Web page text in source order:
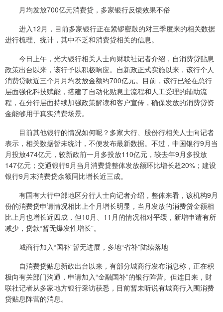
月均发放700亿元消费贷，多家银行反馈效果不俗
进入12月，目前多家银行正在紧锣密鼓的对三季度来的相关数据
进行梳理、统计，其中不乏和消费贷相关的信息。
今日上午，光大银行相关人士向财联社记者介绍，自消费贷贴息
政策出台以来，该行予以积极响应。自新政正式实施以来，该行个人
消费贷款近三个月月均发放金额约700亿元。目前，该行已经在总行
层面强化科技赋能，搭建了自动化贴息主流程和人工受理的辅助流
程，在分行层面持续加强政策解读和客户宣传，确保发放的消费贷资
金能够用于真实消费场景。
目前其他银行的情况如何呢？多家大行、股份行相关人士向记者
表示，相关数据暂未统计，不便发布最新数据。不过，中国银行9月当
月投放474亿元，较新政前一月多投放110亿元，较去年9月多投放
147亿元；交通银行9月当月消费贷整体发放额环比增长超20%；建设
银行9月末消费贷余额同比增长近三成。
有国有大行中部地区分行人士向记者介绍，整体来看，该机构9月
份的消费贷申请情况相比上个月增长明显，当月发放的消费贷金额相
比上月也增长近四成，但10月、11月的情况相对平缓，新增申请有所
减少，贷款“暂无爆发性增长”。
城商行加入“国补”暂无进展，多地“省补”陆续落地
自消费贷贴息新政出台以来，有部分城商行发布消息称，正在积
极向有关部门沟通，申请加入“金融国补”的银行阵营。但连日来，财
联社记者从多家地方银行采访获悉，目前暂未听说有城商行入围消费
贷贴息阵营的消息。